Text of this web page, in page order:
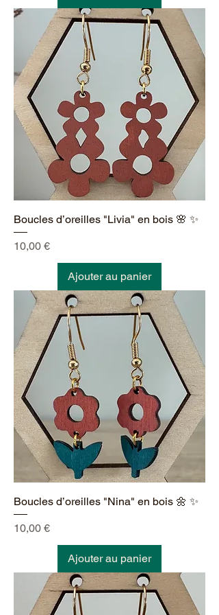
Boucles d’oreilles "Livia" en bois 🌸 ✨
Prix
10,00 €
Ajouter au panier
Boucles d’oreilles "Nina" en bois 🌼 ✨
Prix
10,00 €
Ajouter au panier